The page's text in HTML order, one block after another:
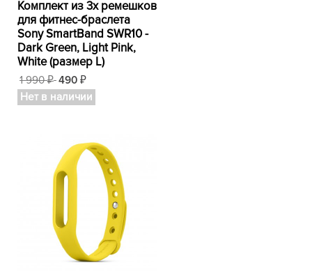
Комплект из 3х ремешков
для фитнес-браслета
Sony SmartBand SWR10 -
Dark Green, Light Pink,
White (размер L)
1 990₽ 490 ₽
Нет в наличии